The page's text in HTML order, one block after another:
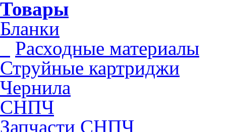
Товары
Бланки
Pасходные материалы
Струйные картриджи
Чернила
СНПЧ
Запчасти СНПЧ